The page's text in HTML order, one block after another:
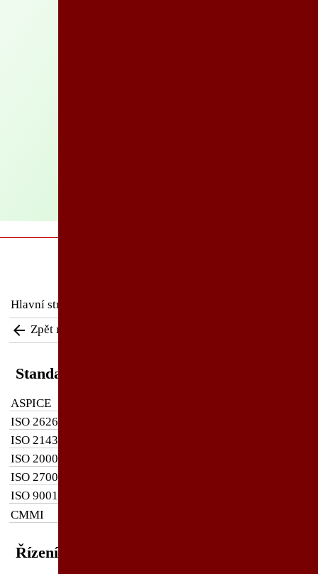
Hlavní strana
 Zpět na všechny kurzy
Standardy a normy
ASPICE
ISO 26262
ISO 21434
ISO 20000
ISO 27000
ISO 9001
CMMI
Řízení projektů